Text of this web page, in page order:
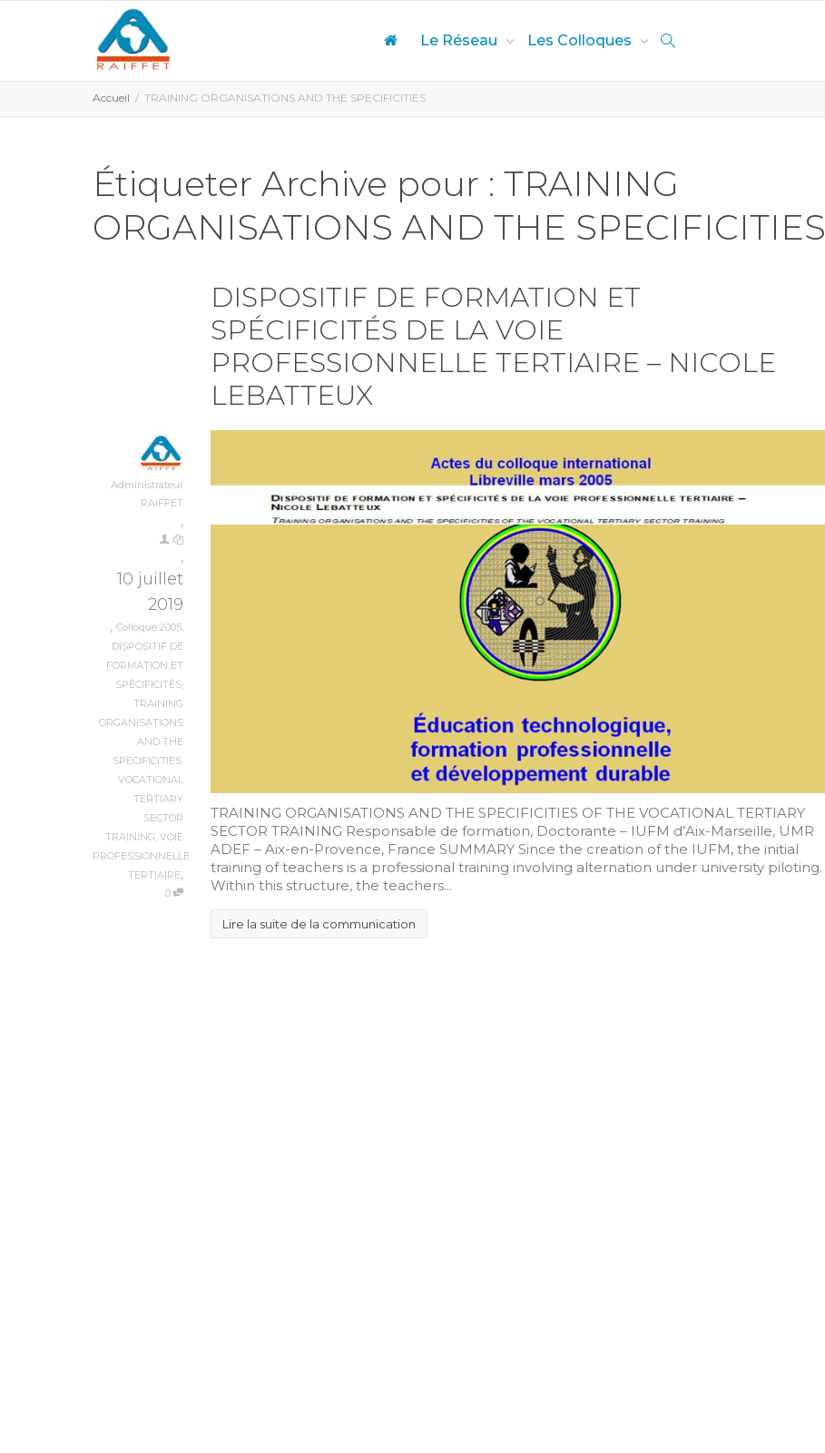
Le Réseau Les Colloques
Accueil TRAINING ORGANISATIONS AND THE SPECIFICITIES
Étiqueter Archive pour : TRAINING
ORGANISATIONS AND THE SPECIFICITIES
DISPOSITIF DE FORMATION ET
SPÉCIFICITÉS DE LA VOIE
PROFESSIONNELLE TERTIAIRE – NICOLE
LEBATTEUX
Administrateur
RAIFFET
,
,
10 juillet
2019
, Colloque 2005,
DISPOSITIF DE
FORMATION ET
SPÉCIFICITÉS,
TRAINING
ORGANISATIONS
AND THE
SPECIFICITIES,
VOCATIONAL
TERTIARY
SECTOR
TRAINING, VOIE
PROFESSIONNELLE
TERTIAIRE,
0
TRAINING ORGANISATIONS AND THE SPECIFICITIES OF THE VOCATIONAL TERTIARY
SECTOR TRAINING Responsable de formation, Doctorante – IUFM d’Aix-Marseille, UMR
ADEF – Aix-en-Provence, France SUMMARY Since the creation of the IUFM, the initial
training of teachers is a professional training involving alternation under university piloting.
Within this structure, the teachers...
Lire la suite de la communication